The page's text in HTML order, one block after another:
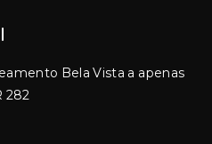
Bela Vista a apenas
282